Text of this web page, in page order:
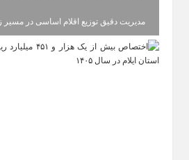
مدیریت دقیق توزیع اقلام اساسی در مسیر